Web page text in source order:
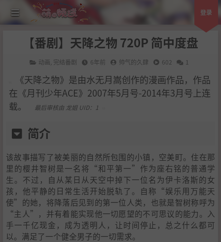
登录
【番剧】天降之物 720P 简中度盘
动画 完结番剧 6年前 帅气的久肆 602 1
《天降之物》是由水无月嵩创作的漫画作品，作品
在《月刊少年ACE》2007年5月号-2014年3月号上连
载。
最后审核由 龙姐 UID：1
简介
该故事描写了被美丽的自然所包围的小镇，空美町。住在那
里的樱井智树是一名将“和平第一”作为座右铭的普通学
生。不过，自从某日从天空中掉下一位名为伊卡洛斯的女
孩，他平静的日常生活开始脱轨了。自称“娱乐用万能天
使”的她，将降落后见到的第一位人类，也就是智树称呼为
“主人”，并有着能实现他一切愿望的不可思议的能力。入
手一千亿现金，成为透明人，让时间停止，总之什么都可
以。满足了一个健全男子的一切需求。